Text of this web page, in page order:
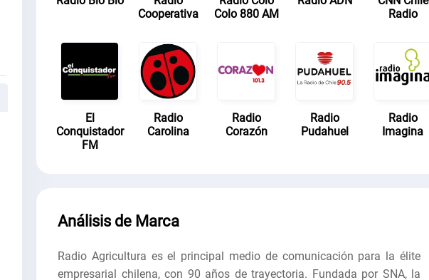
Cooperativa
Colo 880 AM
Radio
El
Conquistador
FM
Radio
Carolina
Radio
Corazón
Radio
Pudahuel
Radio
Imagina
Análisis de Marca
Radio Agricultura es el principal medio de comunicación para la élite
empresarial chilena, con 90 años de trayectoria. Fundada por SNA, la